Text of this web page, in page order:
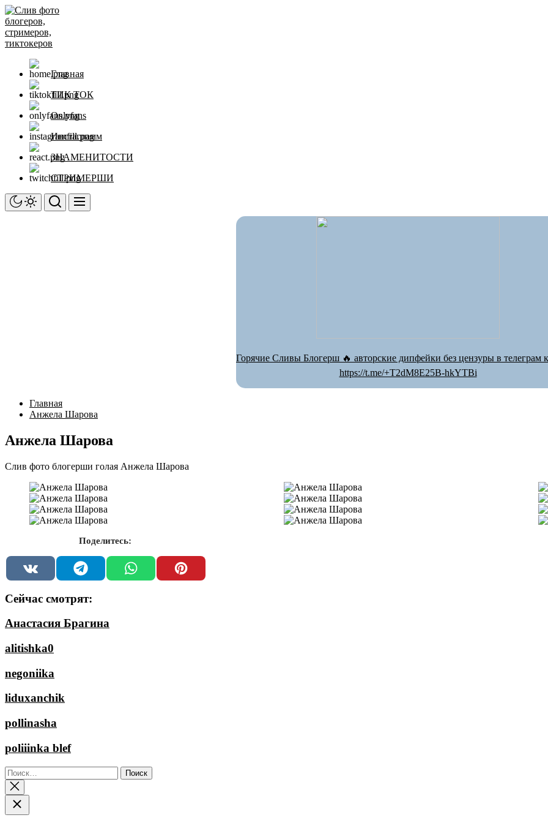
Перейти
к
содержимому
Главная
ТИК ТОК
Onlyfans
Инстаграмм
ЗНАМЕНИТОСТИ
СТРИМЕРШИ
Горячие Сливы Блогерш 🔥 авторские дипфейки без цензуры в телеграм
https://t.me/+T2dM8E25B-hkYTBi
Главная
Анжела Шарова
Анжела Шарова
Слив фото блогерши голая Анжела Шарова
Поделитесь:
Сейчас смотрят:
Анастасия Брагина
alitishka0
negoniika
liduxanchik
pollinasha
poliiinka blef
Найти: